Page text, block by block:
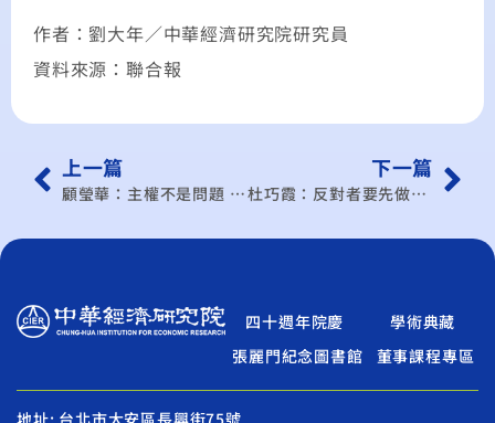
作者：劉大年／中華經濟研究院研究員
資料來源：聯合報
上一篇
顧瑩華：主權不是問題 中國不能阻撓 港紐已簽FTA 兩岸ECFA後…
下一篇
杜巧霞：反對者要先做功課，才能以理服人
四十週年院慶
學術典藏
張麗門紀念圖書館
董事課程專區